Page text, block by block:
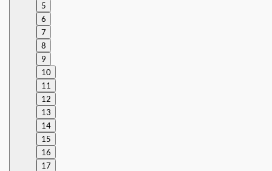
5
6
7
8
9
10
11
12
13
14
15
16
17